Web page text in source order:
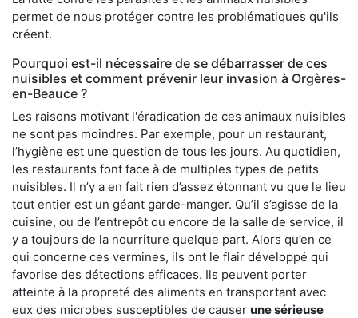
permet de nous protéger contre les problématiques qu'ils
créent.
Pourquoi est-il nécessaire de se débarrasser de ces
nuisibles et comment prévenir leur invasion à Orgères-
en-Beauce ?
Les raisons motivant l'éradication de ces animaux nuisibles
ne sont pas moindres. Par exemple, pour un restaurant,
l’hygiène est une question de tous les jours. Au quotidien,
les restaurants font face à de multiples types de petits
nuisibles. Il n’y a en fait rien d’assez étonnant vu que le lieu
tout entier est un géant garde-manger. Qu’il s’agisse de la
cuisine, ou de l’entrepôt ou encore de la salle de service, il
y a toujours de la nourriture quelque part. Alors qu’en ce
qui concerne ces vermines, ils ont le flair développé qui
favorise des détections efficaces. Ils peuvent porter
atteinte à la propreté des aliments en transportant avec
eux des microbes susceptibles de causer une sérieuse